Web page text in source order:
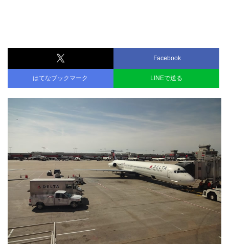
Facebook
はてなブックマーク LINEで送る